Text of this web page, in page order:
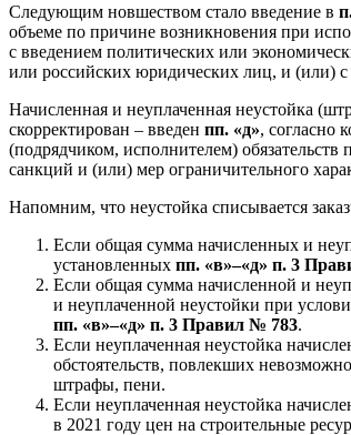
Следующим новшеством стало введение в
объеме по причине возникновения при
с введением политических или
или российских юридических лиц, и (или) с
Начисленная и неуплаченная неустойка
скорректирован – введен пп. «д», согласно
(подрядчиком, исполнителем) обязательств
санкций и (или) мер ограничительного
Напомним, что неустойка списывается
Если общая сумма начисленных и
установленных пп. «в»–«д» п. 3
Если общая сумма начисленной и
и неуплаченной неустойки при
пп. «в»–«д» п. 3 Правил № 783.
Если неуплаченная неустойка
обстоятельств, повлекших
штрафы, пени.
Если неуплаченная неустойка
в 2021 году цен на строительные